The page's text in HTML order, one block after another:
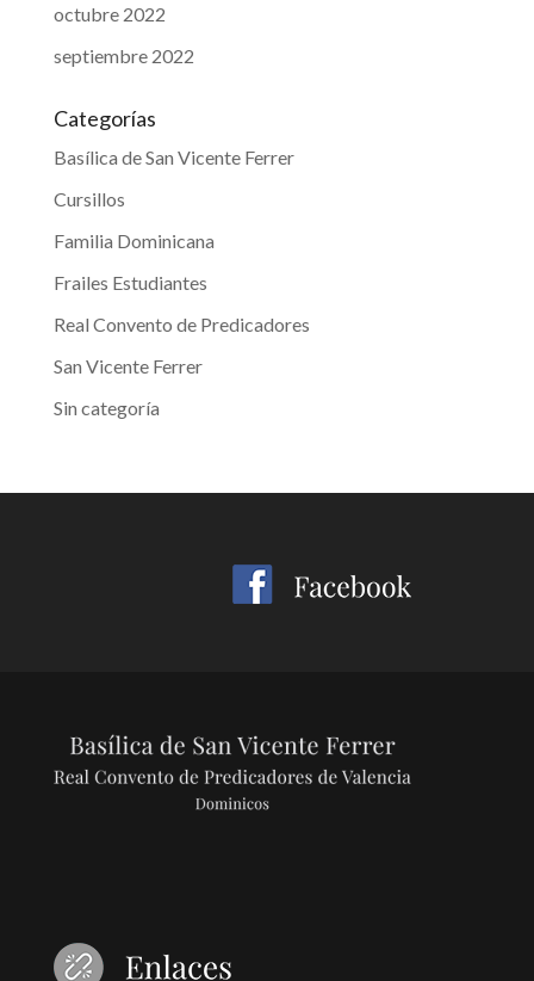
octubre 2022
septiembre 2022
Categorías
Basílica de San Vicente Ferrer
Cursillos
Familia Dominicana
Frailes Estudiantes
Real Convento de Predicadores
San Vicente Ferrer
Sin categoría